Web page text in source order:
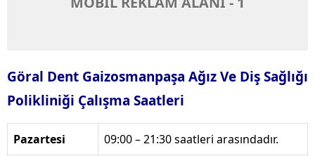
Göral Dent Gaizosmanpaşa Ağız Ve Diş Sağlığı
Polikliniği Çalışma Saatleri
Pazartesi 09:00 – 21:30 saatleri arasındadır.